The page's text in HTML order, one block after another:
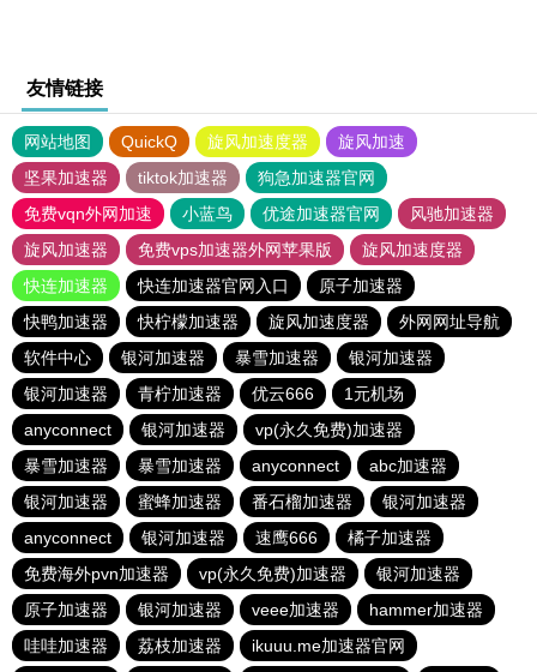
友情链接
网站地图 QuickQ 旋风加速度器
旋风加速
坚果加速器
tiktok加速器
狗急加速器官网
免费vqn外网加速
小蓝鸟 优途加速器官网
风驰加速器
旋风加速器
免费vps加速器外网苹果版
旋风加速度器
快连加速器
快连加速器官网入口
原子加速器
快鸭加速器
快柠檬加速器 旋风加速度器
外网网址导航
软件中心
银河加速器 暴雪加速器
银河加速器
银河加速器
青柠加速器 优云666
1元机场
anyconnect
银河加速器
vp(永久免费)加速器
暴雪加速器
暴雪加速器 anyconnect
abc加速器
银河加速器
蜜蜂加速器 番石榴加速器
银河加速器
anyconnect
银河加速器 速鹰666
橘子加速器
免费海外pvn加速器
vp(永久免费)加速器
银河加速器
原子加速器
银河加速器 veee加速器
hammer加速器
哇哇加速器
荔枝加速器 ikuuu.me加速器官网